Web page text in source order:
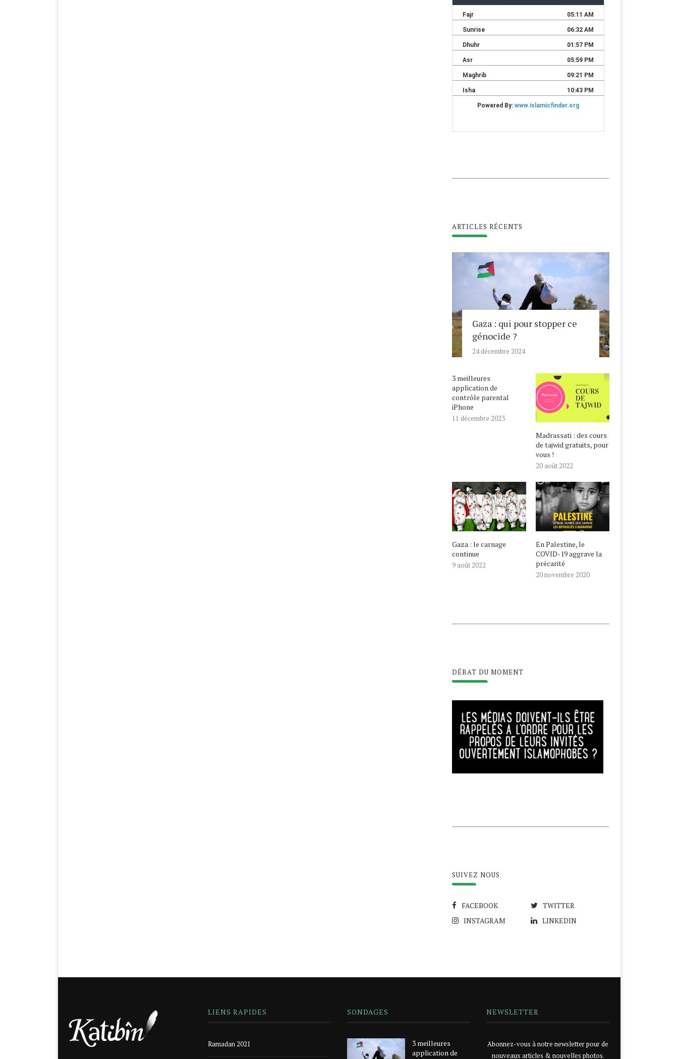
ARTICLES RÉCENTS
Gaza : qui pour stopper ce
génocide ?
24 décembre 2024
3 meilleures
application de
contrôle parental
iPhone
11 décembre 2023
Madrassati : des cours
de tajwid gratuits, pour
vous !
20 août 2022
Gaza : le carnage
continue
9 août 2022
En Palestine, le
COVID-19 aggrave la
précarité
20 novembre 2020
DÉBAT DU MOMENT
SUIVEZ NOUS
FACEBOOK
TWITTER
INSTAGRAM
LINKEDIN
LIENS RAPIDES
Ramadan 2021
SONDAGES
3 meilleures
application de
NEWSLETTER
Abonnez-vous à notre newsletter pour de
nouveaux articles & nouvelles photos.